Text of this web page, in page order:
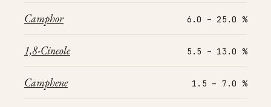
Camphor 6.0 – 25.0 %
1,8-Cineole 5.5 – 13.0 %
Camphene 1.5 – 7.0 %